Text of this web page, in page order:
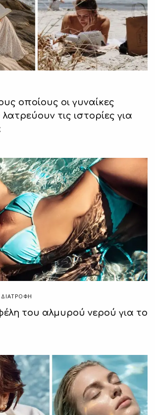
οποίους οι γυναίκες
τις ιστορίες για
ΔΙΑΤΡΟΦΉ
του αλμυρού νερού για το